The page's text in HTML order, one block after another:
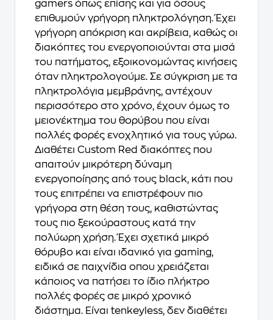
gamers όπως επίσης και για όσους
επιθυμούν γρήγορη πληκτρολόγηση. Έχει
γρήγορη απόκριση και ακρίβεια, καθώς οι
διακόπτες του ενεργοποιούνται στα μισά
του πατήματος, εξοικονομώντας κινήσεις
όταν πληκτρολογούμε. Σε σύγκριση με τα
πληκτρολόγια μεμβράνης, αντέχουν
περισσότερο στο χρόνο, έχουν όμως το
μειονέκτημα του θορύβου που είναι
πολλές φορές ενοχλητικό για τους γύρω.
Διαθέτει Custom Red διακόπτες που
απαιτούν μικρότερη δύναμη
ενεργοποίησης από τους black, κάτι που
τους επιτρέπει να επιστρέφουν πιο
γρήγορα στη θέση τους, καθιστώντας
τους πιο ξεκούραστους κατά την
πολύωρη χρήση. Έχει σχετικά μικρό
θόρυβο και είναι ιδανικό για gaming,
ειδικά σε παιχνίδια οπου χρειάζεται
κάποιος να πατήσει το ίδιο πλήκτρο
πολλές φορές σε μικρό χρονικό
διάστημα. Είναι tenkeyless, δεν διαθέτει